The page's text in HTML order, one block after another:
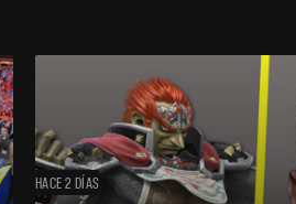
HACE 2 DÍAS